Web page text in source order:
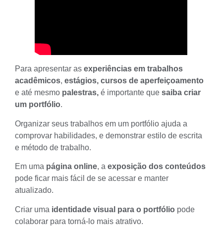
Para apresentar as experiências em trabalhos
acadêmicos, estágios, cursos de aperfeiçoamento
e até mesmo palestras, é importante que saiba criar
um portfólio.
Organizar seus trabalhos em um portfólio ajuda a
comprovar habilidades, e demonstrar estilo de escrita
e método de trabalho.
Em uma página online, a exposição dos conteúdos
pode ficar mais fácil de se acessar e manter
atualizado.
Criar uma identidade visual para o portfólio pode
colaborar para torná-lo mais atrativo.